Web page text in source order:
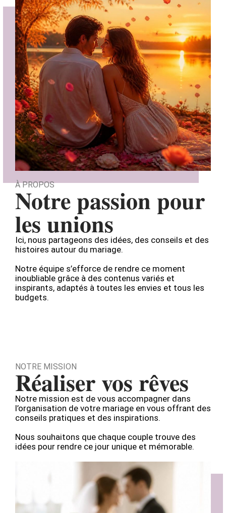
À PROPOS
Notre passion pour
les unions
Ici, nous partageons des idées, des conseils et des
histoires autour du mariage.
Notre équipe s’efforce de rendre ce moment
inoubliable grâce à des contenus variés et
inspirants, adaptés à toutes les envies et tous les
budgets.
NOTRE MISSION
Réaliser vos rêves
Notre mission est de vous accompagner dans
l’organisation de votre mariage en vous offrant des
conseils pratiques et des inspirations.
Nous souhaitons que chaque couple trouve des
idées pour rendre ce jour unique et mémorable.